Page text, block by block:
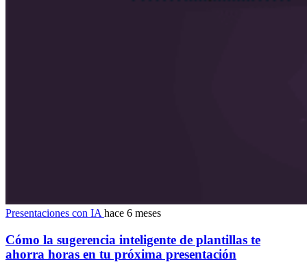
Presentaciones con IA hace 6 meses
Cómo la sugerencia inteligente de plantillas te
ahorra horas en tu próxima presentación